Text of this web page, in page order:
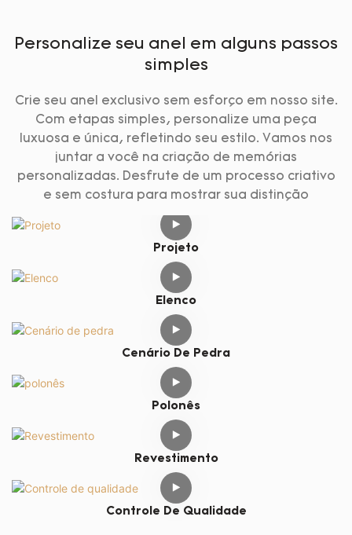
Personalize seu anel em alguns passos
simples
Crie seu anel exclusivo sem esforço em nosso site.
Com etapas simples, personalize uma peça
luxuosa e única, refletindo seu estilo. Vamos nos
juntar a você na criação de memórias
personalizadas. Desfrute de um processo criativo
e sem costura para mostrar sua distinção
Projeto
Elenco
Cenário De Pedra
Polonês
Revestimento
Controle De Qualidade